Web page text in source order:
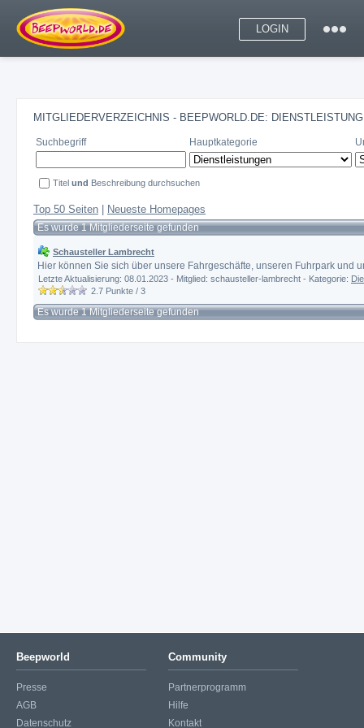
LOGIN
MITGLIEDERVERZEICHNIS - BEEPWORLD.DE:
Suchbegriff Hauptkategorie
Titel und Beschreibung durchsuchen
Top 50 Seiten Neueste Homepages
Es wurde 1 Mitgliederseite gefunden
Schausteller Lambrecht
Hier können Sie sich über unsere Fahrgeschäfte, unseren Fuhrpark und
Letzte Aktualisierung: 08.01.2023 - Mitglied: schausteller-lambrecht - Kategorie:
2.7 Punkte / 3
Es wurde 1 Mitgliederseite gefunden
Beepworld
Presse
AGB
Datenschutz
Community
Partnerprogramm
Hilfe
Kontakt